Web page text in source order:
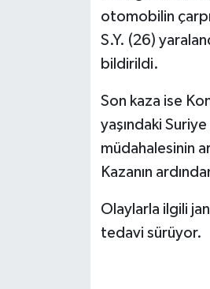
otomobilin
S.Y. (26)
bildirildi.
Son kaza ise
yaşındaki
müdahalesinin
Kazanın
Olaylarla ilgili
tedavi sürüyor.